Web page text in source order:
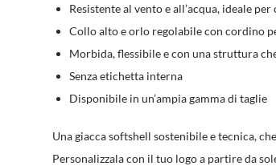
Resistente al vento e all’acqua, ideale
Collo alto e orlo regolabile con cordino
Morbida, flessibile e con una struttura
Senza etichetta interna
Disponibile in un’ampia gamma di taglie
Una giacca softshell sostenibile e tecnica,
Personalizzala con il tuo logo a partire da